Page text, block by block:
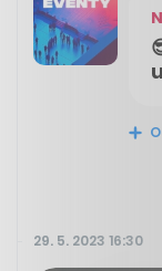
29. 5. 2023 16:30